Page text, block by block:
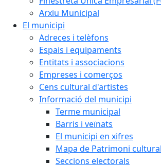
Arxiu Municipal
El municipi
Adreces i telèfons
Espais i equipaments
Entitats i associacions
Empreses i comerços
Cens cultural d'artistes
Informació del municipi
Terme municipal
Barris i veïnats
El municipi en xifres
Mapa de Patrimoni cultural
Seccions electorals